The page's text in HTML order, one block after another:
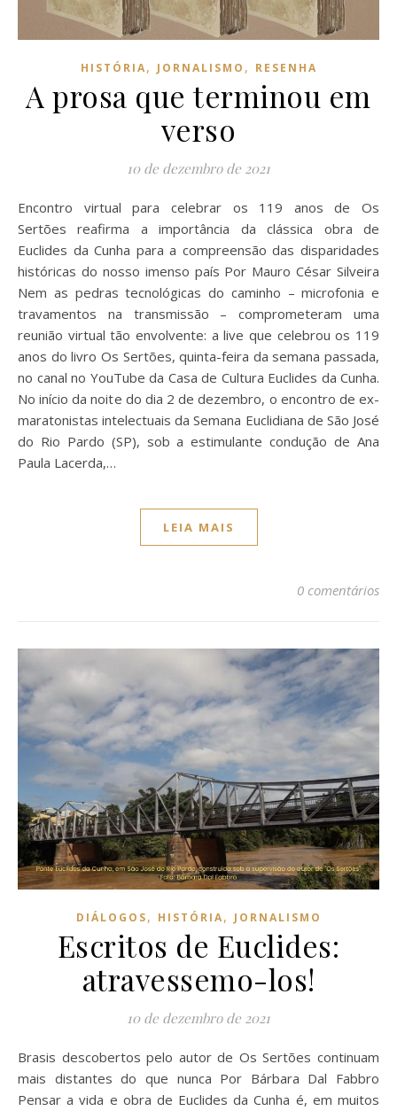
HISTÓRIA, JORNALISMO , RESENHA
A prosa que terminou em
verso
10 de dezembro de 2021
Encontro virtual para celebrar os 119 anos de Os
Sertões reafirma a importância da clássica obra de
Euclides da Cunha para a compreensão das disparidades
históricas do nosso imenso país Por Mauro César Silveira
Nem as pedras tecnológicas do caminho – microfonia e
travamentos na transmissão – comprometeram uma
reunião virtual tão envolvente: a live que celebrou os 119
anos do livro Os Sertões, quinta-feira da semana passada,
no canal no YouTube da Casa de Cultura Euclides da Cunha.
No início da noite do dia 2 de dezembro, o encontro de ex-
maratonistas intelectuais da Semana Euclidiana de São José
do Rio Pardo (SP), sob a estimulante condução de Ana
Paula Lacerda,…
LEIA MAIS
0 comentários
DIÁLOGOS, HISTÓRIA, JORNALISMO
Escritos de Euclides:
atravessemo-los!
10 de dezembro de 2021
Brasis descobertos pelo autor de Os Sertões continuam
mais distantes do que nunca Por Bárbara Dal Fabbro
Pensar a vida e obra de Euclides da Cunha é, em muitos